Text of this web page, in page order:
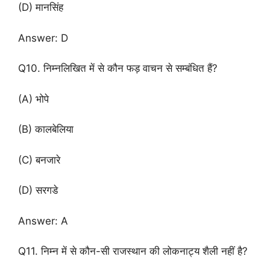
(D) मानसिंह
Answer: D
Q10. निम्नलिखित में से कौन फड़ वाचन से सम्बंधित हैं?
(A) भोपे
(B) कालबेलिया
(C) बनजारे
(D) सरगडे
Answer: A
Q11. निम्न में से कौन-सी राजस्थान की लोकनाट्य शैली नहीं है?